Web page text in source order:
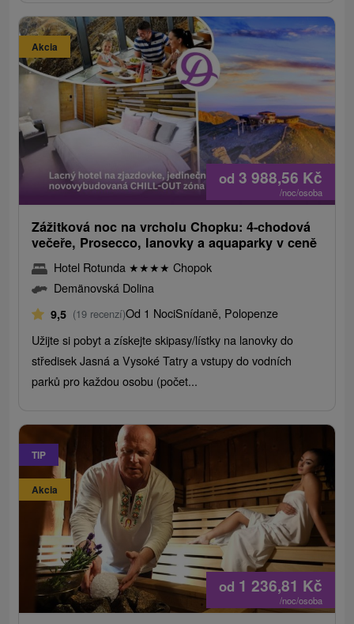
Akcia
od 3 988,56 Kč
/noc/osoba
Zážitková noc na vrcholu Chopku: 4-chodová
večeře, Prosecco, lanovky a aquaparky v ceně
Hotel Rotunda ★★★★ Chopok
Demänovská Dolina
9,5 (19 recenzí)Od 1 NociSnídaně, Polopenze
Užijte si pobyt a získejte skipasy/lístky na lanovky do
středisek Jasná a Vysoké Tatry a vstupy do vodních
parků pro každou osobu (počet...
TIP
Akcia
od 1 236,81 Kč
/noc/osoba